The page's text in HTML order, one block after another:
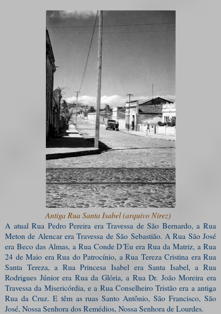
Antiga Rua Santa Isabel (arquivo Nirez)
A atual Rua Pedro Pereira era Travessa de São Bernardo, a Rua
Meton de Alencar era Travessa de São Sebastião. A Rua São José
era Beco das Almas, a Rua Conde D´Eu era Rua da Matriz, a Rua
24 de Maio era Rua do Patrocínio, a Rua Tereza Cristina era Rua
Santa Tereza, a Rua Princesa Isabel era Santa Isabel, a Rua
Rodrigues Júnior era Rua da Glória, a Rua Dr. João Moreira era
Travessa da Misericórdia, e a Rua Conselheiro Tristão era a antiga
Rua da Cruz. E têm as ruas Santo Antônio, São Francisco, São
José, Nossa Senhora dos Remédios, Nossa Senhora de Lourdes.